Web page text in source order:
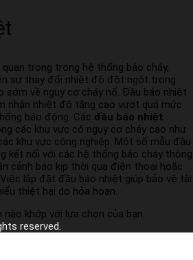
trọng trong hệ thống báo cháy,
sự thay đổi nhiệt độ đột ngột trong
sớm về nguy cơ cháy nổ. Đầu báo nhiệt
nhận nhiệt độ tăng cao vượt quá mức
báo động. Các đầu báo nhiệt
các khu vực có nguy cơ cháy cao như
khu vực công nghiệp. Một số mẫu đầu
kết nối với các hệ thống báo cháy thông
cảnh báo kịp thời qua điện thoại hoặc
lắp đặt đầu báo nhiệt giúp bảo vệ tài
thiệt hại do hỏa hoạn.
khớp với lựa chọn của bạn.
reserved.